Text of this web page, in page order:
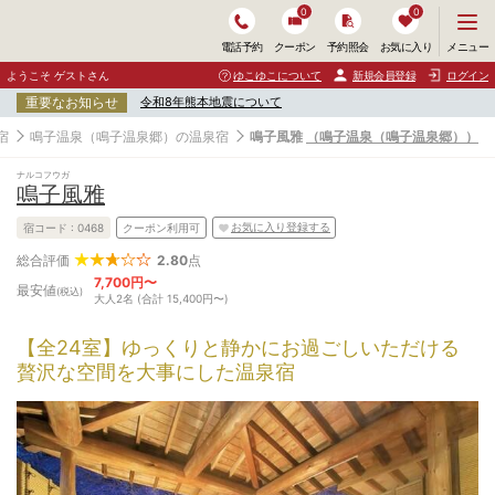
電話予約 クーポン
0
予約照会 お気に入り
0
ニ
ュ
ー
開
く
メニュー
ようこそ ゲストさん ゆこゆこについて 新規会員登録 ログイン
重要なお知らせ 令和8年熊本地震について
鳴子温泉（鳴子温泉郷）の温泉宿 鳴子風雅 （鳴子温泉（鳴子温泉郷））
ナルコフウガ
鳴子風雅
宿コード : 0468 クーポン利用可 お気に入り登録する
総合評価 2.80点
最安値(税込)
7,700円〜
大人2名 (合計 15,400円〜)
【全24室】ゆっくりと静かにお過ごしいただける
贅沢な空間を大事にした温泉宿